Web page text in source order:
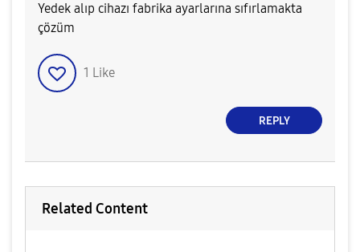
Yedek alıp cihazı fabrika ayarlarına sıfırlamakta
çözüm
1 Like
REPLY
Related Content